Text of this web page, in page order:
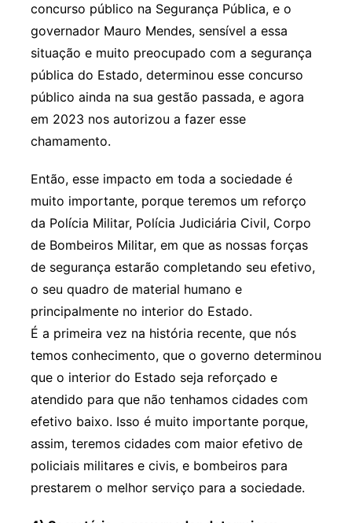
concurso público na Segurança Pública, e o
governador Mauro Mendes, sensível a essa
situação e muito preocupado com a segurança
pública do Estado, determinou esse concurso
público ainda na sua gestão passada, e agora
em 2023 nos autorizou a fazer esse
chamamento.
Então, esse impacto em toda a sociedade é
muito importante, porque teremos um reforço
da Polícia Militar, Polícia Judiciária Civil, Corpo
de Bombeiros Militar, em que as nossas forças
de segurança estarão completando seu efetivo,
o seu quadro de material humano e
principalmente no interior do Estado.
É a primeira vez na história recente, que nós
temos conhecimento, que o governo determinou
que o interior do Estado seja reforçado e
atendido para que não tenhamos cidades com
efetivo baixo. Isso é muito importante porque,
assim, teremos cidades com maior efetivo de
policiais militares e civis, e bombeiros para
prestarem o melhor serviço para a sociedade.